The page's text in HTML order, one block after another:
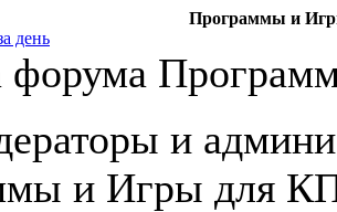
Программы и
день
форума
и
и Игры для